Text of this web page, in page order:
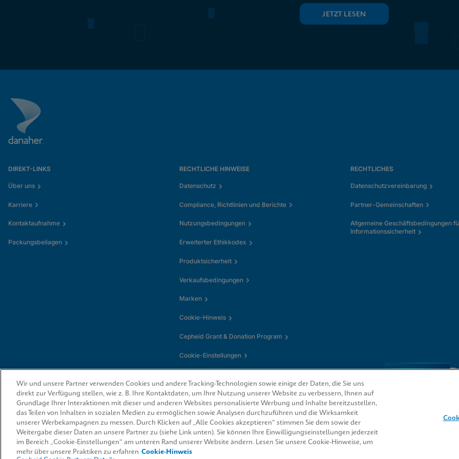
JETZT LESEN
DIREKT-LINKS
Über uns
Karriere
Kontaktaufnahme
Packungsbeilagen
RECHTLICHE HINWEISE
Datenschutz
Compliance, Richtlinien und Berichte
Nutzungsbedingungen
Erweiterter Ethikkodex
Produktsicherheit
Verkaufsbedingungen
Marken
Cookie-Hinweis
Cepheid Grant & Donation Program
Cookie-Einstellungen
RECHTLICHES
Datenschutzvereinbarung
Partner-Gemeinschaften
Allgemeine Geschäftsbedingungen
Informationssicherheit
© 2026 Cepheid. Cepheid®, das Cepheid-Logo, GeneXpert®, Xpert® und I-CORE® sind Marken
von Cepheid, die in den USA und anderen Ländern eingetragen sind.
Wir und unsere Partner verwenden Cookies und andere Tracking-Technologien sowie einige der Daten, die Sie uns
direkt zur Verfügung stellen, wie z. B. Ihre Kontaktdaten, um Ihre Nutzung unserer Website zu verbessern, Ihnen auf
Grundlage Ihrer Interaktionen mit dieser und anderen Websites personalisierte Werbung und Inhalte bereitzustellen,
das Teilen von Inhalten in sozialen Medien zu ermöglichen sowie Analysen durchzuführen und die Wirksamkeit
unserer Werbekampagnen zu messen. Durch Klicken auf „Alle Cookies akzeptieren“ stimmen Sie dem sowie der
Weitergabe dieser Daten an unsere Partner zu (siehe Link unten). Sie können Ihre Einwilligungseinstellungen jederzeit
im Bereich „Cookie-Einstellungen“ am unteren Rand unserer Website ändern. Lesen Sie unsere Cookie-Hinweise, um
mehr über unsere Praktiken zu erfahren Cookie-Hinweis